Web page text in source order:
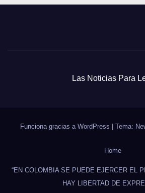
Las Noticias Para
Funciona gracias a WordPress | Tema:
Home
“EN COLOMBIA SE PUEDE EJERCER EL
HAY LIBERTAD DE